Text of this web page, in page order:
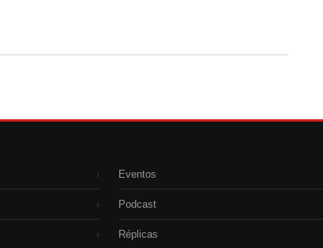
›
›
›
Eventos
Podcast
Réplicas